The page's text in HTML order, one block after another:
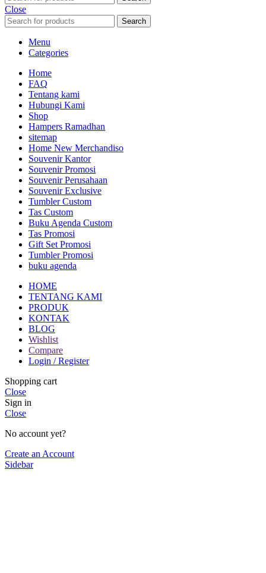
Close
Search
Menu
Categories
Home
FAQ
Tentang kami
Hubungi Kami
Shop
Hampers Ramadhan
sitemap
Home New Merchandiso
Souvenir Kantor
Souvenir Promosi
Souvenir Perusahaan
Souvenir Exclusive
Tumbler Custom
Tas Custom
Buku Agenda Custom
Tas Promosi
Gift Set Promosi
Tumbler Promosi
buku agenda
HOME
TENTANG KAMI
PRODUK
KONTAK
BLOG
Wishlist
Compare
Login / Register
Shopping cart
Close
Sign in
Close
No account yet?
Create an Account
Sidebar